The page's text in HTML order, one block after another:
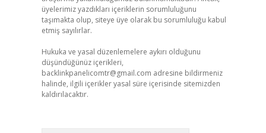
üyelerimiz yazdıkları içeriklerin sorumluluğunu
taşımakta olup, siteye üye olarak bu sorumluluğu kabul
etmiş sayılırlar.
Hukuka ve yasal düzenlemelere aykırı olduğunu
düşündüğünüz içerikleri,
backlinkpanelicomtr@gmail.com adresine bildirmeniz
halinde, ilgili içerikler yasal süre içerisinde sitemizden
kaldırılacaktır.